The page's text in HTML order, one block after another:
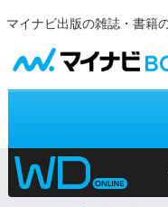
マイナビ出版の雑誌・書籍